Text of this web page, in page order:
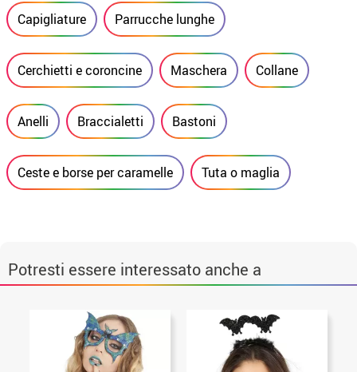
Capigliature Parrucche lunghe
Cerchietti e coroncine Maschera Collane
Anelli Braccialetti Bastoni
Ceste e borse per caramelle Tuta o maglia
Potresti essere interessato anche a